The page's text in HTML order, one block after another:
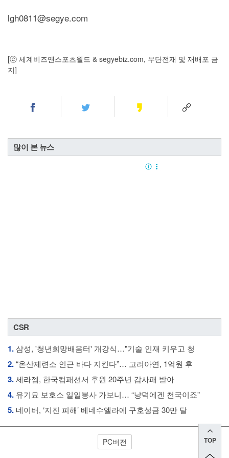
lgh0811@segye.com
[ⓒ 세계비즈앤스포츠월드 & segyebiz.com, 무단전재 및 재배포 금
지]
많이 본 뉴스
CSR
1.삼성, '청년희망배움터' 개강식…"기술 인재 키우고 청
2.“온산제련소 인근 바다 지킨다”… 고려아연, 1억원 후
3.세라젬, 한국컴패션서 후원 20주년 감사패 받아
4. 유기묘 보호소 일일봉사 가보니… “냥덕에겐 천국이죠”
5. 네이버, ‘지진 피해’ 베네수엘라에 구호성금 30만 달
PC버전 TOP